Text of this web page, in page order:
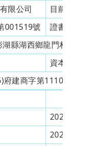
限公司
目前狀態
001519號
證書有效
湖縣湖西鄉龍門村良
資本額：
建商字第
2022/5/4
2022/5/6